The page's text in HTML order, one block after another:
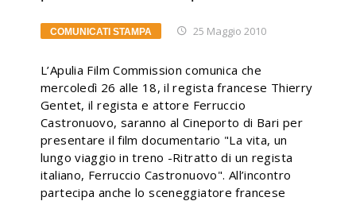
COMUNICATI STAMPA 25 Maggio 2010
L’Apulia Film Commission comunica che
mercoledì 26 alle 18, il regista francese Thierry
Gentet, il regista e attore Ferruccio
Castronuovo, saranno al Cineporto di Bari per
presentare il film documentario "La vita, un
lungo viaggio in treno -Ritratto di un regista
italiano, Ferruccio Castronuovo". All’incontro
partecipa anche lo sceneggiatore francese